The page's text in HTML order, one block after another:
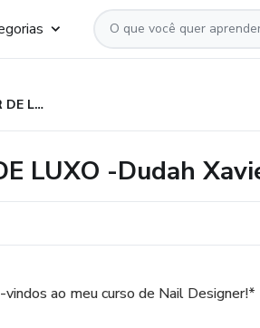
NAIL DESIGNER DE LUXO -Dudah Xavier
LUXO -Dudah
ao meu curso de Nail Designer!*